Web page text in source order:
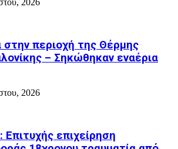
περιοχή της Θέρμης
– Σηκώθηκαν εναέρια
2026
Επιτυχής επιχείρηση